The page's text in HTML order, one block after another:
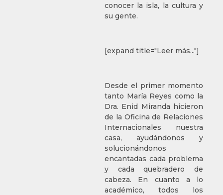
conocer la isla, la cultura y
su gente.
[expand title="Leer más..."]
Desde el primer momento
tanto María Reyes como la
Dra. Enid Miranda hicieron
de la Oficina de Relaciones
Internacionales nuestra
casa, ayudándonos y
solucionándonos
encantadas cada problema
y cada quebradero de
cabeza. En cuanto a lo
académico, todos los